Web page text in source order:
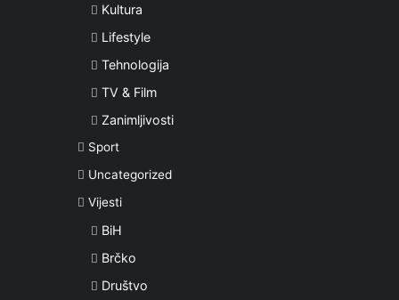
Kultura
Lifestyle
Tehnologija
TV & Film
Zanimljivosti
Sport
Uncategorized
Vijesti
BiH
Brčko
Društvo